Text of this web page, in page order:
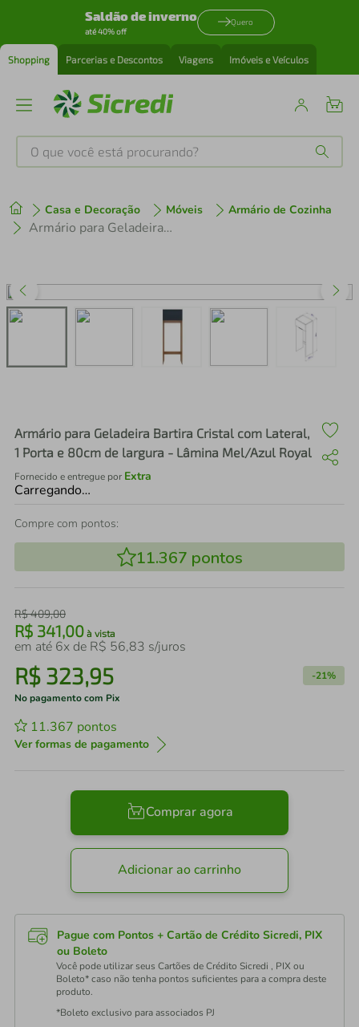
Saldão de inverno
até 40% off
Quero
Shopping Parcerias e Descontos Viagens Imóveis e Veículos
O que você está procurando?
Casa e Decoração Móveis Armário de Cozinha
Armário para Geladeira Bartira Cristal com Lateral, 1 Porta e 80cm de largura - Lâmina Mel/Azul Royal
Armário para Geladeira Bartira Cristal com Lateral,
1 Porta e 80cm de largura - Lâmina Mel/Azul Royal
Fornecido e entregue por Extra
Carregando…
Compre com pontos:
11.367 pontos
R$409,00
R$ 341,00 à vista
em até 6x de R$ 56,83 s/juros
R$ 323,95 -21%
No pagamento com Pix
11.367 pontos
Ver formas de pagamento
Comprar agora
Adicionar ao carrinho
Pague com Pontos + Cartão de Crédito Sicredi, PIX
ou Boleto
Você pode utilizar seus Cartões de Crédito Sicredi , PIX ou
Boleto* caso não tenha pontos suficientes para a compra deste
produto.
*Boleto exclusivo para associados PJ
1º tenis
perfume